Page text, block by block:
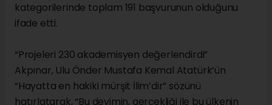
kategorilerinde toplam 191 başvurunun olduğunu
ifade etti.
“Projeleri 230 akademisyen değerlendirdi”
Akpınar, Ulu Önder Mustafa Kemal Atatürk’ün
“Hayatta en hakiki mürşit İlim’dir” sözünü
hatırlatarak, “Bu deyimin, gerçekliği ile bu ülkenin